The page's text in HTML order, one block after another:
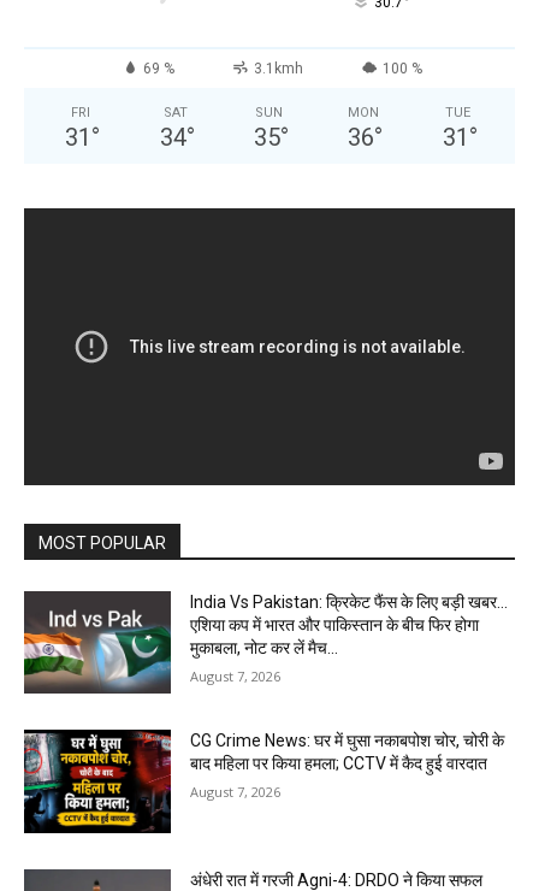
69 % 3.1kmh 100 %
FRI
31 °
SAT
34°
SUN
35°
MON
36°
TUE
31 °
MOST POPULAR
India Vs Pakistan: क्रिकेट फैंस के लिए बड़ी खबर…
एशिया कप में भारत और पाकिस्तान के बीच फिर होगा
मुकाबला, नोट कर लें मैच...
August 7, 2026
CG Crime News: घर में घुसा नकाबपोश चोर, चोरी के
बाद महिला पर किया हमला; CCTV में कैद हुई वारदात
August 7, 2026
अंधेरी रात में गरजी Agni-4: DRDO ने किया सफल